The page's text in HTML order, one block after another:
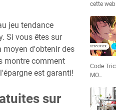
jeu tendance
Si vous êtes sur
moyen d'obtenir des
montre comment
est garanti!
sur
cette
Code
MO…